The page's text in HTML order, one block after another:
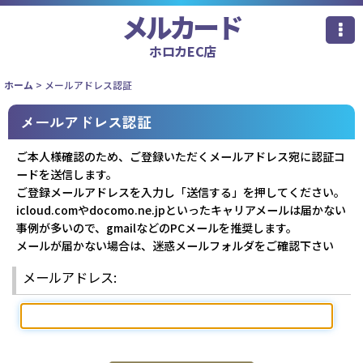
メルカード
ホロカEC店
ホーム > メールアドレス認証
メールアドレス認証
ご本人様確認のため、ご登録いただくメールアドレス宛に認証コ
ードを送信します。
ご登録メールアドレスを入力し「送信する」を押してください。
icloud.comやdocomo.ne.jpといったキャリアメールは届かない
事例が多いので、gmailなどのPCメールを推奨します。
メールが届かない場合は、迷惑メールフォルダをご確認下さい
メールアドレス: